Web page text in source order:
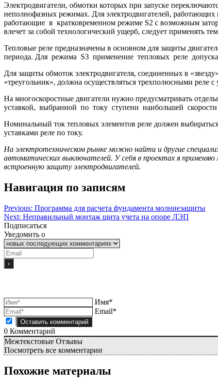
Электродвигатели, обмотки которых при запуске
неполнофазных режимах. Для электродвигателей,
работающие в кратковременном режиме S2 с возможным
влечет за собой технологический ущерб, следует применять
Тепловые реле предназначены в основном для защиты
периода. Для режима S3 применение тепловых реле
Для защиты обмоток электродвигателя, соединенных в
«треугольник», должна осуществляться трехполюсными реле
На многоскоростные двигатели нужно предусматривать
уставкой, выбранной по току ступени наибольшей
Номинальный ток тепловых элементов реле должен
уставками реле по току.
На электротехническом рынке можно найти и другие
автоматических выключателей. У себя в проектах я
встроенную защиту электродвигателей.
Навигация по записям
Previous: Программа для расчета фундамента молниезащиты
Next: Неправильный монтаж щита учета на опоре ЛЭП
Подписаться
Уведомить о
Имя*
Email*
0 Комментарий
Межтекстовые Отзывы
Посмотреть все комментарии
Похожие материалы